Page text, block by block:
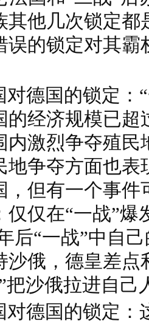
其他几次锁定都
误的锁定对其霸
德国的锁定：
的经济规模已
内激烈争夺殖民
地争夺方面也
，但有一个事件
仅仅在“一战”爆
后“一战”中自
沙俄，德皇差点
把沙俄拉进自己
德国的锁定：